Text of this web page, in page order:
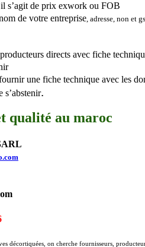
s’agit de prix exwork ou FOB
de votre entreprise, adresse, non et
directs avec fiche
une fiche technique avec les
ir.
qualité au maroc
décortiquées , on cherche fournisseurs,